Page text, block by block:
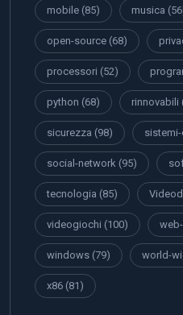
mobile (85) musica
open-source (68)
processori (52)
python (68) rinnovabili
sicurezza (98)
social-network (95)
tecnologia (85)
videogiochi (100)
windows (79) world-
x86 (81)